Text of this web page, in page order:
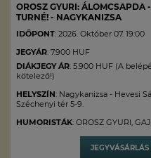
OROSZ GYURI: ÁLOMCSAPDA
TURNÉ! - NAGYKANIZSA
IDŐPONT: 2026. Október 07. 19:00
JEGYÁR: 7.900 HUF
DIÁKJEGY ÁR: 5.900 HUF (A
kötelező!)
HELYSZÍN: Nagykanizsa - Hevesi
Széchenyi tér 5-9.
HUMORISTÁK: OROSZ GYURI,
JEGYVÁSÁRLÁS